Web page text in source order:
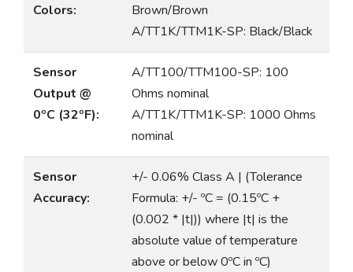
Colors:
Brown/Brown
A/TT1K/TTM1K-SP: Black/Black
Sensor
Output @
0ºC (32ºF):
A/TT100/TTM100-SP: 100
Ohms nominal
A/TT1K/TTM1K-SP: 1000 Ohms
nominal
Sensor
Accuracy:
+/- 0.06% Class A | (Tolerance
Formula: +/- ºC = (0.15ºC +
(0.002 * |t|)) where |t| is the
absolute value of temperature
above or below 0ºC in ºC)